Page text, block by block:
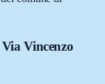
Vincenzo